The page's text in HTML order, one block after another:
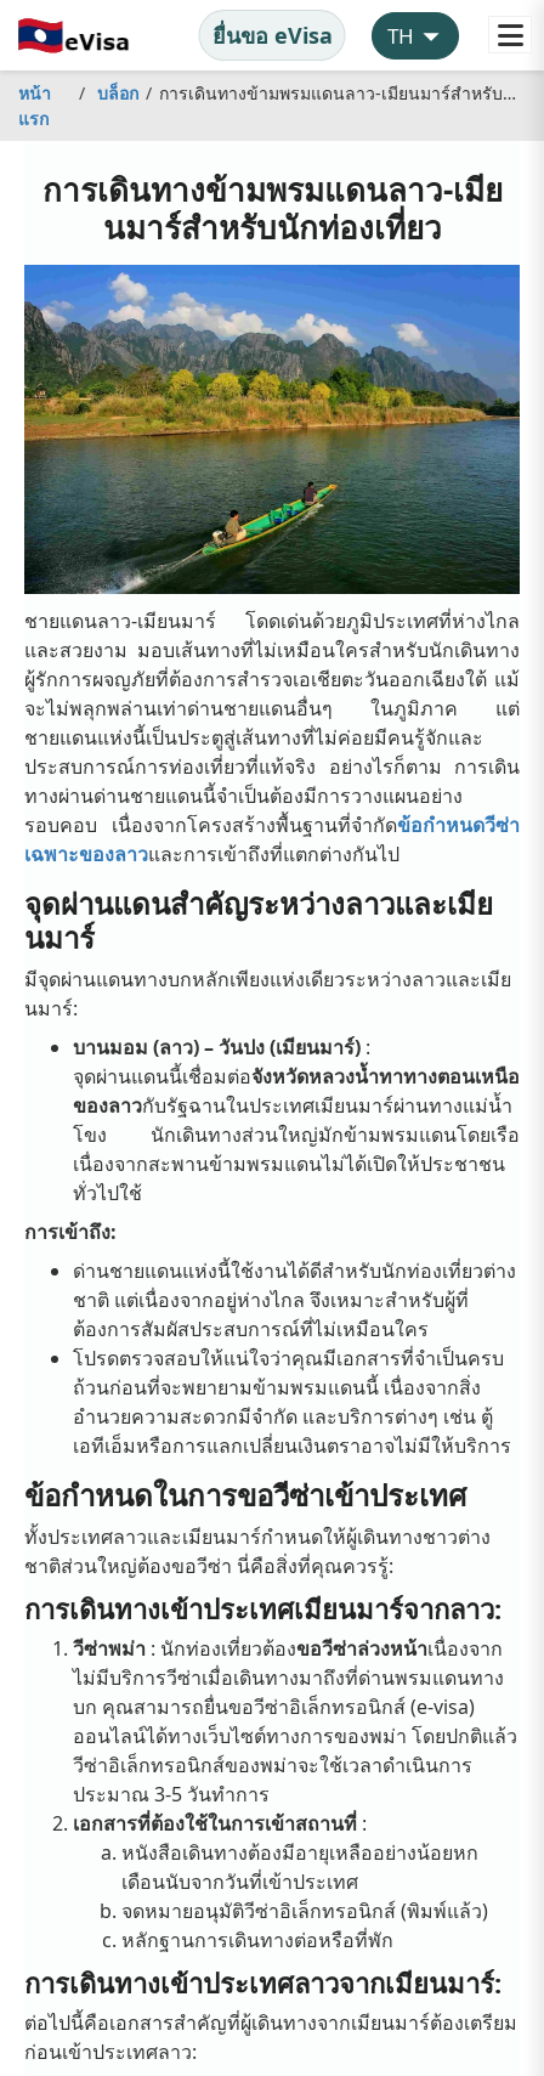
ยื่นขอ eVisa
หน้า
แรก
บล็อก การเดินทางข้ามพรมแดนลาว-เมียนมาร์สำหรับนักท่องเที่ยว
การเดินทางข้ามพรมแดนลาว-เมีย
นมาร์สำหรับนักท่องเที่ยว
ชายแดนลาว-เมียนมาร์ โดดเด่นด้วยภูมิประเทศที่ห่างไกล
และสวยงาม มอบเส้นทางที่ไม่เหมือนใครสำหรับนักเดินทาง
ผู้รักการผจญภัยที่ต้องการสำรวจเอเชียตะวันออกเฉียงใต้ แม้
จะไม่พลุกพล่านเท่าด่านชายแดนอื่นๆ ในภูมิภาค แต่
ชายแดนแห่งนี้เป็นประตูสู่เส้นทางที่ไม่ค่อยมีคนรู้จักและ
ประสบการณ์การท่องเที่ยวที่แท้จริง อย่างไรก็ตาม การเดิน
ทางผ่านด่านชายแดนนี้จำเป็นต้องมีการวางแผนอย่าง
รอบคอบ เนื่องจากโครงสร้างพื้นฐานที่จำกัดข้อกำหนดวีซ่า
เฉพาะของลาวและการเข้าถึงที่แตกต่างกันไป
จุดผ่านแดนสำคัญระหว่างลาวและเมีย
นมาร์
มีจุดผ่านแดนทางบกหลักเพียงแห่งเดียวระหว่างลาวและเมีย
นมาร์:
บานมอม (ลาว) – วันปง (เมียนมาร์) :
จุดผ่านแดนนี้เชื่อมต่อจังหวัดหลวงน้ำทาทางตอนเหนือ
ของลาวกับรัฐฉานในประเทศเมียนมาร์ผ่านทางแม่น้ำ
โขง นักเดินทางส่วนใหญ่มักข้ามพรมแดนโดยเรือ
เนื่องจากสะพานข้ามพรมแดนไม่ได้เปิดให้ประชาชน
ทั่วไปใช้
การเข้าถึง:
ด่านชายแดนแห่งนี้ใช้งานได้ดีสำหรับนักท่องเที่ยวต่าง
ชาติ แต่เนื่องจากอยู่ห่างไกล จึงเหมาะสำหรับผู้ที่
ต้องการสัมผัสประสบการณ์ที่ไม่เหมือนใคร
โปรดตรวจสอบให้แน่ใจว่าคุณมีเอกสารที่จำเป็นครบ
ถ้วนก่อนที่จะพยายามข้ามพรมแดนนี้ เนื่องจากสิ่ง
อำนวยความสะดวกมีจำกัด และบริการต่างๆ เช่น ตู้
เอทีเอ็มหรือการแลกเปลี่ยนเงินตราอาจไม่มีให้บริการ
ข้อกำหนดในการขอวีซ่าเข้าประเทศ
ทั้งประเทศลาวและเมียนมาร์กำหนดให้ผู้เดินทางชาวต่าง
ชาติส่วนใหญ่ต้องขอวีซ่า นี่คือสิ่งที่คุณควรรู้:
การเดินทางเข้าประเทศเมียนมาร์จากลาว:
วีซ่าพม่า : นักท่องเที่ยวต้องขอวีซ่าล่วงหน้าเนื่องจาก
ไม่มีบริการวีซ่าเมื่อเดินทางมาถึงที่ด่านพรมแดนทาง
บก คุณสามารถยื่นขอวีซ่าอิเล็กทรอนิกส์ (e-visa)
ออนไลน์ได้ทางเว็บไซต์ทางการของพม่า โดยปกติแล้ว
วีซ่าอิเล็กทรอนิกส์ของพม่าจะใช้เวลาดำเนินการ
ประมาณ 3-5 วันทำการ
เอกสารที่ต้องใช้ในการเข้าสถานที่ :
หนังสือเดินทางต้องมีอายุเหลืออย่างน้อยหก
เดือนนับจากวันที่เข้าประเทศ
จดหมายอนุมัติวีซ่าอิเล็กทรอนิกส์ (พิมพ์แล้ว)
หลักฐานการเดินทางต่อหรือที่พัก
การเดินทางเข้าประเทศลาวจากเมียนมาร์:
ต่อไปนี้คือเอกสารสำคัญที่ผู้เดินทางจากเมียนมาร์ต้องเตรียม
ก่อนเข้าประเทศลาว: